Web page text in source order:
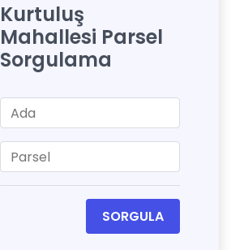
Kurtuluş
Mahallesi Parsel
Sorgulama
SORGULA